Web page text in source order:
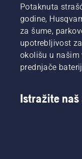
Potaknuta
godine,
za šume,
upotrebljivost
okolišu u našim
prednjače
Istražite